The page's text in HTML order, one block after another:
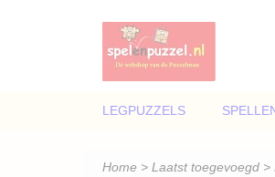
LEGPUZZELS
Home > Laatst toegevoegd >